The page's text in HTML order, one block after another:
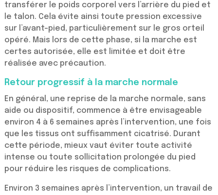
transférer le poids corporel vers l’arrière du pied et
le talon. Cela évite ainsi toute pression excessive
sur l’avant-pied, particulièrement sur le gros orteil
opéré. Mais lors de cette phase, si la marche est
certes autorisée, elle est limitée et doit être
réalisée avec précaution.
Retour progressif à la marche normale
En général, une reprise de la marche normale, sans
aide ou dispositif, commence à être envisageable
environ 4 à 6 semaines après l’intervention, une fois
que les tissus ont suffisamment cicatrisé. Durant
cette période, mieux vaut éviter toute activité
intense ou toute sollicitation prolongée du pied
pour réduire les risques de complications.
Environ 3 semaines après l’intervention, un travail de